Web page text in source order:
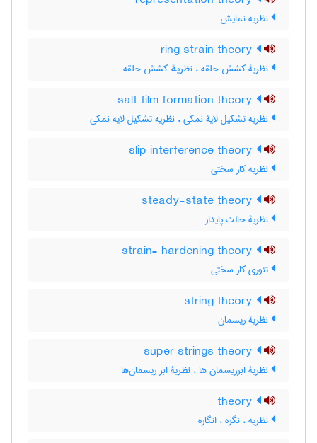
نظریه نمایش
نظریۀ کشش حلقه ، نظریهٔ کشش حلقه
نظریه تشکیل لایۀ نمکی ، نظریه تشکیل لایه نمکی
نظریه کار سختی
نظریۀ حالت پایدار
تئوری کار سختی
نظریۀ ریسمان
نظریۀ ابرریسمان ها ، نظریۀ ابر ریسمان‌ها
نظریه ، نگره ، انگاره